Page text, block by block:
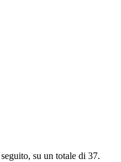
su un totale di 37.